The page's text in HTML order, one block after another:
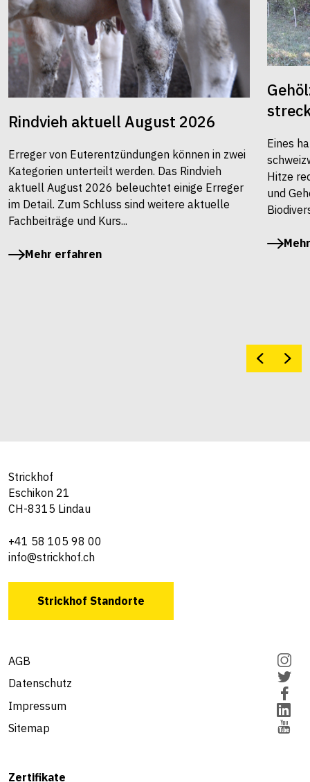
Rindvieh aktuell August 2026
Erreger von Euterentzündungen können in zwei
Kategorien unterteilt werden. Das Rindvieh
aktuell August 2026 beleuchtet einige Erreger
im Detail. Zum Schluss sind weitere aktuelle
Fachbeiträge und Kurs...
Mehr erfahren
Eines
Hitze
und
Strickhof
Eschikon 21
CH-8315 Lindau
+41 58 105 98 00
info@strickhof.ch
Strickhof Standorte
AGB
Datenschutz
Impressum
Sitemap
Zertifikate